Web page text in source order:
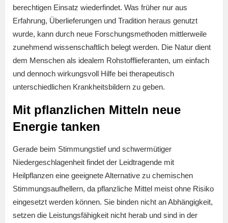
berechtigen Einsatz wiederfindet. Was früher nur aus
Erfahrung, Überlieferungen und Tradition heraus genutzt
wurde, kann durch neue Forschungsmethoden mittlerweile
zunehmend wissenschaftlich belegt werden. Die Natur dient
dem Menschen als idealem Rohstofflieferanten, um einfach
und dennoch wirkungsvoll Hilfe bei therapeutisch
unterschiedlichen Krankheitsbildern zu geben.
Mit pflanzlichen Mitteln neue
Energie tanken
Gerade beim Stimmungstief und schwermütiger
Niedergeschlagenheit findet der Leidtragende mit
Heilpflanzen eine geeignete Alternative zu chemischen
Stimmungsaufhellern, da pflanzliche Mittel meist ohne Risiko
eingesetzt werden können. Sie binden nicht an Abhängigkeit,
setzen die Leistungsfähigkeit nicht herab und sind in der